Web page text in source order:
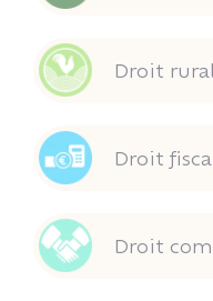
Droit rural
Droit
Droit